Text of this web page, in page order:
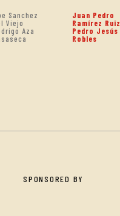
Sanchez
Viejo
Aza
Juan Pedro
Ramírez Ruiz
Pedro Jesús
Robles
SPONSORED BY